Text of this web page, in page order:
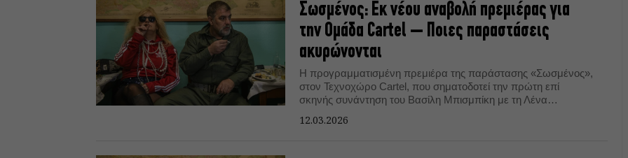
Σωσμένος: Εκ νέου αναβολή πρεμιέρας για
την Ομάδα Cartel – Ποιες παραστάσεις
ακυρώνονται
Η προγραμματισμένη πρεμιέρα της παράστασης «Σωσμένος»,
στον Τεχνοχώρο Cartel, που σηματοδοτεί την πρώτη επί
σκηνής συνάντηση του Βασίλη Μπισμπίκη με τη Λένα
12.03.2026